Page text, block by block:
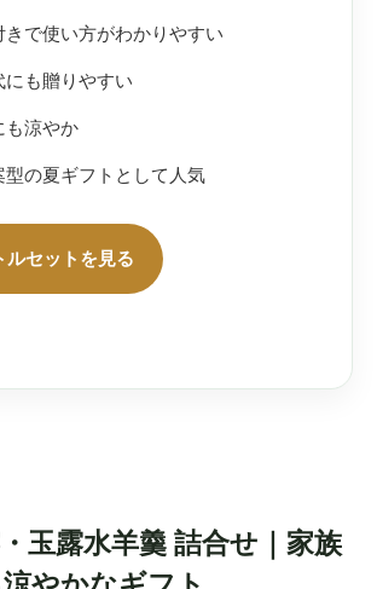
きで使い方がわかりやすい
にも贈りやすい
も涼やか
型の夏ギフトとして人気
ルセットを見る
玉露水羊羹 詰合せ｜家族